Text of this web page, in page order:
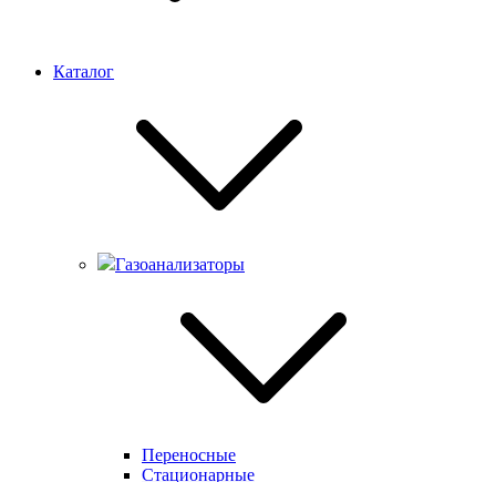
Каталог
Газоанализаторы
Переносные
Стационарные